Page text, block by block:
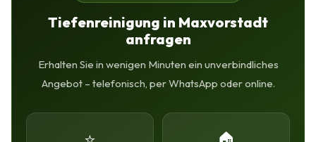
Tiefenreinigung in Maxvorstadt
anfragen
Erhalten Sie in wenigen Minuten ein unverbindliches
Angebot – telefonisch, per WhatsApp oder online.